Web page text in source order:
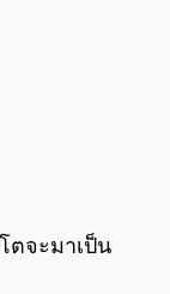
ตจะมาเป็น